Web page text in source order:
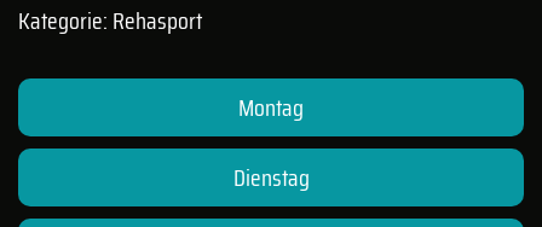
Kategorie: Rehasport
Montag
Dienstag